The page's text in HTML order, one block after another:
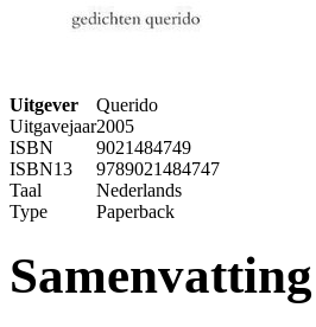
Uitgever
Querido
Uitgavejaar2005
ISBN
9021484749
ISBN13
9789021484747
Taal
Nederlands
Type
Paperback
Samenvatting